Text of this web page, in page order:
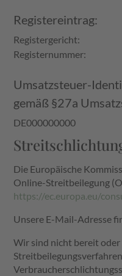
Registereintrag:
Registergericht:
Registernummer:
Umsatzsteuer-
gemäß §27a
DE000000000
Die Europäische
Online-Streitbeilegung
https://ec.europa.eu/
Unsere E-Mail-Adresse
Wir sind nicht bereit